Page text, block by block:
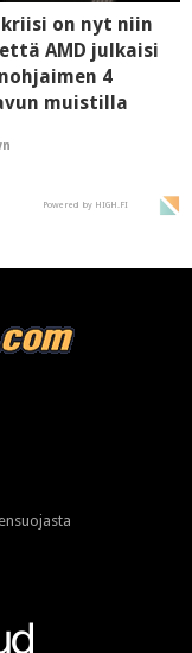
on nyt niin
AMD julkaisi
4
muistilla
Powered by HIGH.FI